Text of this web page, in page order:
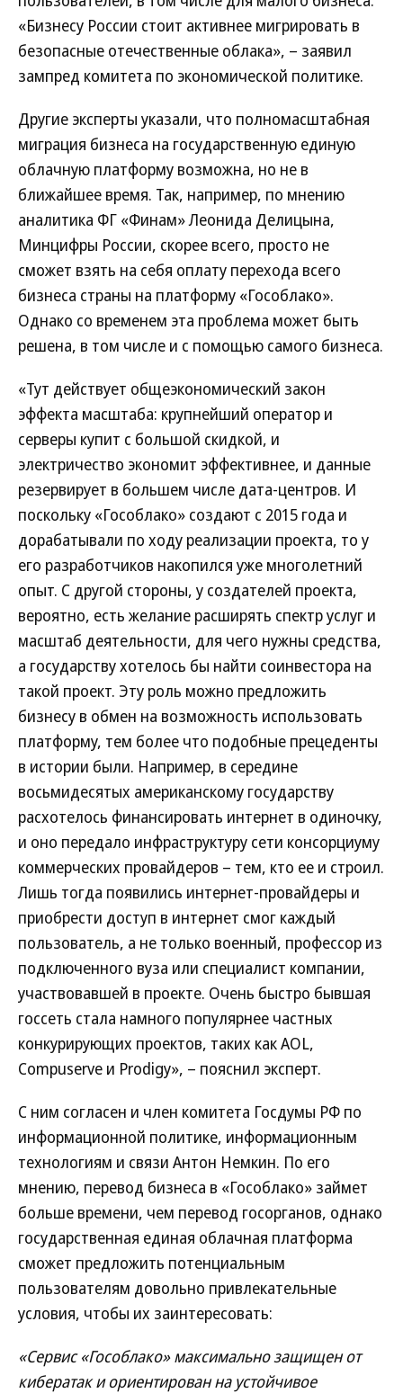
«Бизнесу России стоит активнее мигрировать в
безопасные отечественные облака», – заявил
зампред комитета по экономической политике.
Другие эксперты указали, что полномасштабная
миграция бизнеса на государственную единую
облачную платформу возможна, но не в
ближайшее время. Так, например, по мнению
аналитика ФГ «Финам» Леонида Делицына,
Минцифры России, скорее всего, просто не
сможет взять на себя оплату перехода всего
бизнеса страны на платформу «Гособлако».
Однако со временем эта проблема может быть
решена, в том числе и с помощью самого бизнеса.
«Тут действует общеэкономический закон
эффекта масштаба: крупнейший оператор и
серверы купит с большой скидкой, и
электричество экономит эффективнее, и данные
резервирует в большем числе дата-центров. И
поскольку «Гособлако» создают с 2015 года и
дорабатывали по ходу реализации проекта, то у
его разработчиков накопился уже многолетний
опыт. С другой стороны, у создателей проекта,
вероятно, есть желание расширять спектр услуг и
масштаб деятельности, для чего нужны средства,
а государству хотелось бы найти соинвестора на
такой проект. Эту роль можно предложить
бизнесу в обмен на возможность использовать
платформу, тем более что подобные прецеденты
в истории были. Например, в середине
восьмидесятых американскому государству
расхотелось финансировать интернет в одиночку,
и оно передало инфраструктуру сети консорциуму
коммерческих провайдеров – тем, кто ее и строил.
Лишь тогда появились интернет-провайдеры и
приобрести доступ в интернет смог каждый
пользователь, а не только военный, профессор из
подключенного вуза или специалист компании,
участвовавшей в проекте. Очень быстро бывшая
госсеть стала намного популярнее частных
конкурирующих проектов, таких как AOL,
Compuserve и Prodigy», – пояснил эксперт.
С ним согласен и член комитета Госдумы РФ по
информационной политике, информационным
технологиям и связи Антон Немкин. По его
мнению, перевод бизнеса в «Гособлако» займет
больше времени, чем перевод госорганов, однако
государственная единая облачная платформа
сможет предложить потенциальным
пользователям довольно привлекательные
условия, чтобы их заинтересовать:
«Сервис «Гособлако» максимально защищен от
кибератак и ориентирован на устойчивое